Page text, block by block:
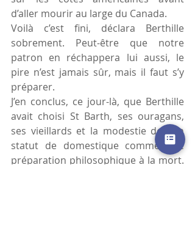
d’aller mourir au large du Canada.
Voilà c’est fini, déclara Berthille
sobrement. Peut-être que notre
patron en réchappera lui aussi, le
pire n’est jamais sûr, mais il faut s’y
préparer.
J’en conclus, ce jour-là, que Berthille
avait choisi St Barth, ses ouragans,
ses vieillards et la modestie de son
statut de domestique comme une
préparation philosophique à la mort.